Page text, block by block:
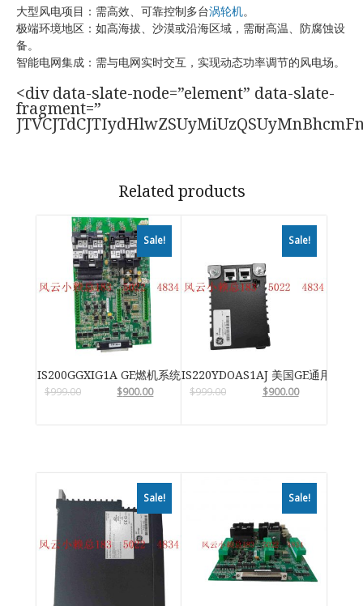
大型风电项目：需高效、可靠控制多台涡轮机。
极端环境地区：如高海拔、沙漠或沿海区域，需耐高温、防腐蚀设
备。
智能电网集成：需与电网实时交互，实现动态功率调节的风电场。
<div data-slate-node=”element” data-slate-
fragment=”
Related products
Sale!
IS200GGXIG1A GE燃机系统
$999.00 $900.00
Sale!
IS220YDOAS1AJ 美国GE通用电气
$999.00 $900.00
Sale! Sale!